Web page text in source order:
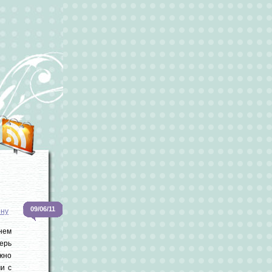
09/06/11
с